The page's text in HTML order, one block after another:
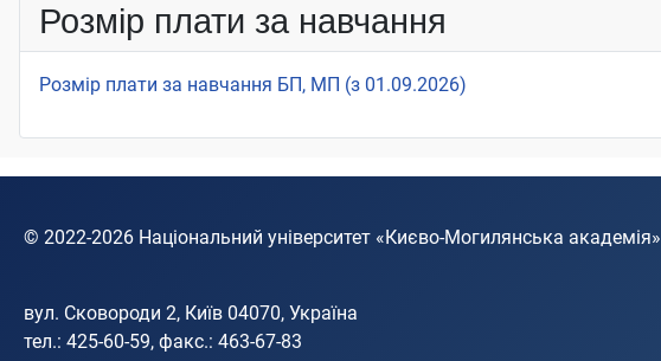
Розмір плати за навчання
Розмір плати за навчання БП, МП (з 01.09.2026)
© 2022-2026 Національний університет «Києво-Могилянська академія»
вул. Сковороди 2, Київ 04070, Україна
тел.: 425-60-59, факс.: 463-67-83